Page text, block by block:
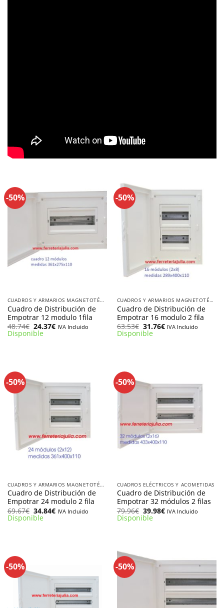
-50%
CUADROS Y ARMARIOS MAGNETOTÉRMICOS
Cuadro de Distribución de
Empotrar 12 modulo 1fila
48.74€ El
precio
original
24.37€El
precio
IVA Incluido
Disponible
-50%
CUADROS Y ARMARIOS MAGNETOTÉRMICOS
Cuadro de Distribución de
Empotrar 16 modulo 2 fila
63.53€ El
precio
original
31.76€El
precio
IVA Incluido
Disponible
-50%
CUADROS Y ARMARIOS MAGNETOTÉRMICOS
Cuadro de Distribución de
Empotrar 24 modulo 2 fila
69.67€ El
precio
original
34.84€El
precio
IVA Incluido
Disponible
-50%
CUADROS ELÉCTRICOS Y ACOMETIDAS
Cuadro de Distribución de
Empotrar 32 módulos 2 filas
79.96€ El
precio
original
39.98€El
precio
IVA Incluido
Disponible
-50% -50%